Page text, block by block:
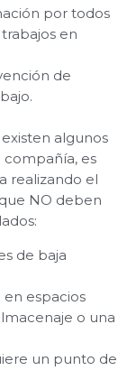
por todos
en
de
algunos
compañía, es
realizando el
NO deben
de baja
espacios
o una
un punto de